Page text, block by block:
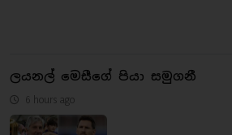
ලයනල් මෙසීගේ පියා සමුගනී
6 hours ago